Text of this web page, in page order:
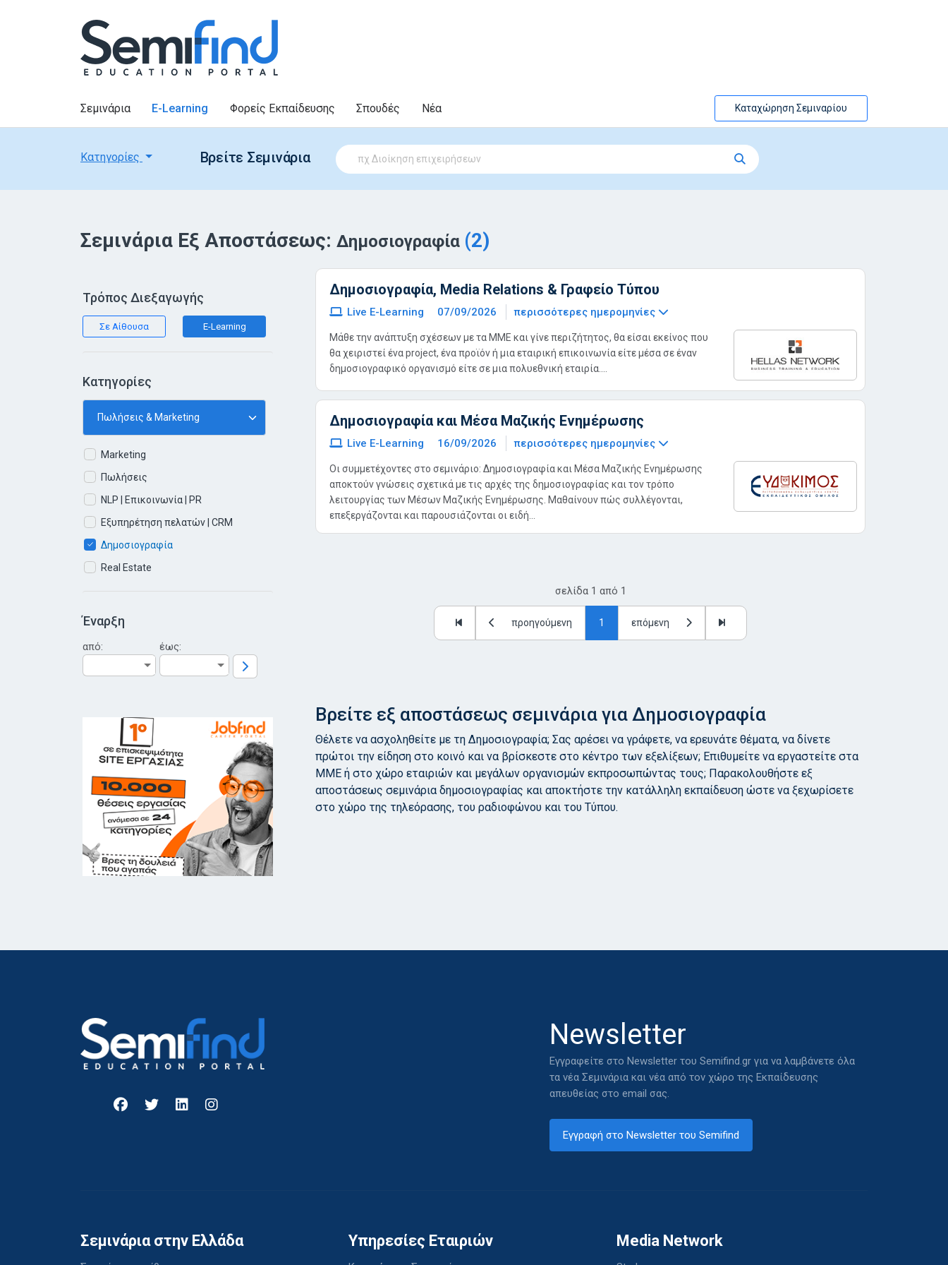
Σεμινάρια E-Learning Φορείς Εκπαίδευσης Σπουδές Νέα Καταχώρηση Σεμιναρίου
Κατηγορίες Βρείτε Σεμινάρια
Σεμινάρια Εξ Αποστάσεως: Δημοσιογραφία (2)
Τρόπος Διεξαγωγής
Σε Αίθουσα E-Learning
Κατηγορίες
Marketing
Πωλήσεις
NLP | Επικοινωνία | PR
Εξυπηρέτηση πελατών | CRM
Δημοσιογραφία
Real Estate
Έναρξη
από: έως:
Δημοσιογραφία, Media Relations & Γραφείο Τύπου
Live E-Learning 07/09/2026 περισσότερες ημερομηνίες
Μάθε την ανάπτυξη σχέσεων με τα ΜΜΕ και γίνε περιζήτητος, θα είσαι εκείνος που
θα χειριστεί ένα project, ένα προϊόν ή μια εταιρική επικοινωνία είτε μέσα σε έναν
δημοσιογραφικό οργανισμό είτε σε μια πολυεθνική εταιρία....
Δημοσιογραφία και Μέσα Μαζικής Ενημέρωσης
Live E-Learning 16/09/2026 περισσότερες ημερομηνίες
Οι συμμετέχοντες στο σεμινάριο: Δημοσιογραφία και Μέσα Μαζικής Ενημέρωσης
αποκτούν γνώσεις σχετικά με τις αρχές της δημοσιογραφίας και τον τρόπο
λειτουργίας των Μέσων Μαζικής Ενημέρωσης. Μαθαίνουν πώς συλλέγονται,
επεξεργάζονται και παρουσιάζονται οι ειδή...
σελίδα 1 από 1
προηγούμενη 1 επόμενη
Βρείτε εξ αποστάσεως σεμινάρια για Δημοσιογραφία
Θέλετε να ασχοληθείτε με τη Δημοσιογραφία; Σας αρέσει να γράφετε, να ερευνάτε θέματα, να δίνετε
πρώτοι την είδηση στο κοινό και να βρίσκεστε στο κέντρο των εξελίξεων; Επιθυμείτε να εργαστείτε στα
ΜΜΕ ή στο χώρο εταιριών και μεγάλων οργανισμών εκπροσωπώντας τους; Παρακολουθήστε εξ
αποστάσεως σεμινάρια δημοσιογραφίας και αποκτήστε την κατάλληλη εκπαίδευση ώστε να ξεχωρίσετε
στο χώρο της τηλεόρασης, του ραδιοφώνου και του Τύπου.
Newsletter
Εγγραφείτε στο Newsletter του Semifind.gr για να λαμβάνετε όλα
τα νέα Σεμινάρια και νέα από τον χώρο της Εκπαίδευσης
απευθείας στο email σας.
Εγγραφή στο Newsletter του Semifind
Σεμινάρια στην Ελλάδα Υπηρεσίες Εταιριών Media Network